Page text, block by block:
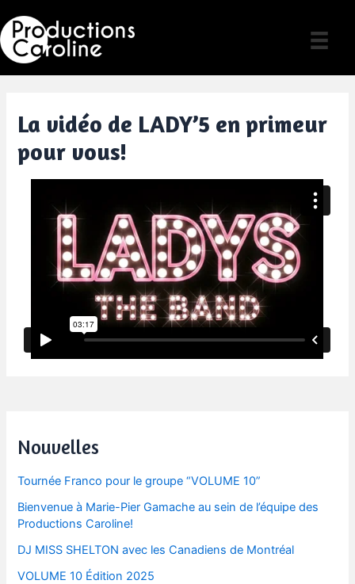
to
content
La vidéo de LADY’5 en primeur
pour vous!
Nouvelles
Tournée Franco pour le groupe “VOLUME 10”
Bienvenue à Marie-Pier Gamache au sein de l’équipe des
Productions Caroline!
DJ MISS SHELTON avec les Canadiens de Montréal
VOLUME 10 Édition 2025